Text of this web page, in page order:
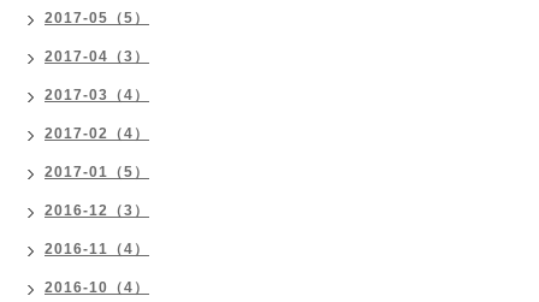
2017-05（5）
2017-04（3）
2017-03（4）
2017-02（4）
2017-01（5）
2016-12（3）
2016-11（4）
2016-10（4）